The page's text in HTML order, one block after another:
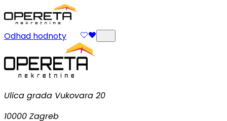
Odhad hodnoty
Ulica grada Vukovara 20
10000 Zagreb